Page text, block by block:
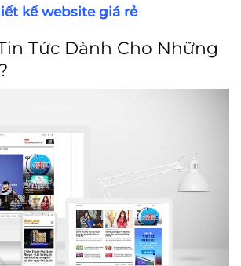
kế website giá rẻ
Tức Dành Cho Những